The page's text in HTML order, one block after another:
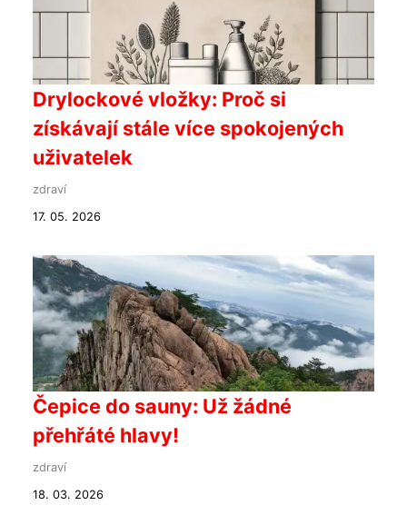
Drylockové vložky: Proč si
získávají stále více spokojených
uživatelek
zdraví
17. 05. 2026
Čepice do sauny: Už žádné
přehřáté hlavy!
zdraví
18. 03. 2026